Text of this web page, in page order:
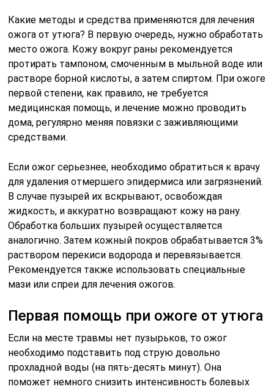
Какие методы и средства применяются для лечения
ожога от утюга? В первую очередь, нужно обработать
место ожога. Кожу вокруг раны рекомендуется
протирать тампоном, смоченным в мыльной воде или
растворе борной кислоты, а затем спиртом. При ожоге
первой степени, как правило, не требуется
медицинская помощь, и лечение можно проводить
дома, регулярно меняя повязки с заживляющими
средствами.
Если ожог серьезнее, необходимо обратиться к врачу
для удаления отмершего эпидермиса или загрязнений.
В случае пузырей их вскрывают, освобождая
жидкость, и аккуратно возвращают кожу на рану.
Обработка больших пузырей осуществляется
аналогично. Затем кожный покров обрабатывается 3%
раствором перекиси водорода и перевязывается.
Рекомендуется также использовать специальные
мази или спреи для лечения ожогов.
Первая помощь при ожоге от утюга
Если на месте травмы нет пузырьков, то ожог
необходимо подставить под струю довольно
прохладной воды (на пять-десять минут). Она
поможет немного снизить интенсивность болевых